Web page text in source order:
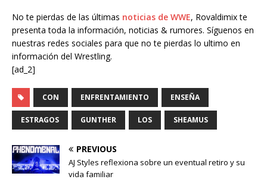
No te pierdas de las últimas noticias de WWE, Rovaldimix te
presenta toda la información, noticias & rumores. Síguenos en
nuestras redes sociales para que no te pierdas lo ultimo en
información del Wrestling.
[ad_2]
CON ENFRENTAMIENTO ENSEÑA
ESTRAGOS GUNTHER LOS SHEAMUS
PREVIOUS
AJ Styles reflexiona sobre un eventual retiro y su
vida familiar